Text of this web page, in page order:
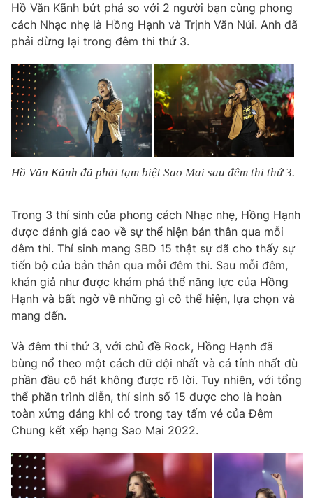
Hồ Văn Kãnh bứt phá so với 2 người bạn cùng phong
cách Nhạc nhẹ là Hồng Hạnh và Trịnh Văn Núi. Anh đã
phải dừng lại trong đêm thi thứ 3.
Hồ Văn Kãnh đã phải tạm biệt Sao Mai sau đêm thi thứ 3.
Trong 3 thí sinh của phong cách Nhạc nhẹ, Hồng Hạnh
được đánh giá cao về sự thể hiện bản thân qua mỗi
đêm thi. Thí sinh mang SBD 15 thật sự đã cho thấy sự
tiến bộ của bản thân qua mỗi đêm thi. Sau mỗi đêm,
khán giả như được khám phá thể năng lực của Hồng
Hạnh và bất ngờ về những gì cô thể hiện, lựa chọn và
mang đến.
Và đêm thi thứ 3, với chủ đề Rock, Hồng Hạnh đã
bùng nổ theo một cách dữ dội nhất và cá tính nhất dù
phần đầu cô hát không được rõ lời. Tuy nhiên, với tổng
thể phần trình diễn, thí sinh số 15 được cho là hoàn
toàn xứng đáng khi có trong tay tấm vé của Đêm
Chung kết xếp hạng Sao Mai 2022.